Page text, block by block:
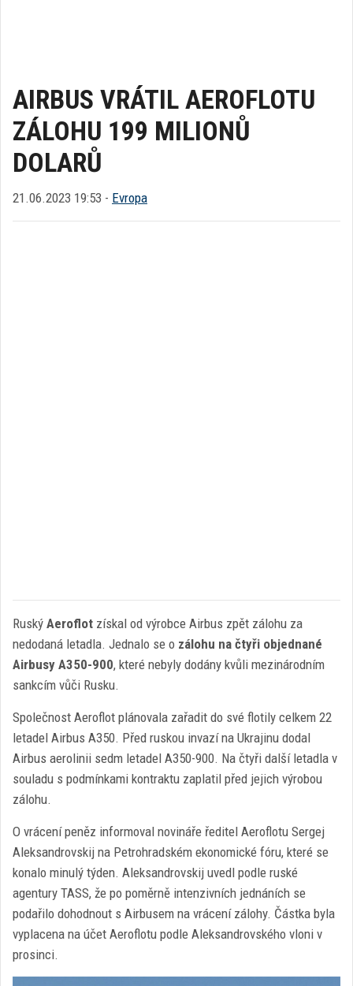
AIRBUS VRÁTIL AEROFLOTU
ZÁLOHU 199 MILIONŮ
DOLARŮ
21.06.2023 19:53 - Evropa
Ruský Aeroflot získal od výrobce Airbus zpět zálohu za
nedodaná letadla. Jednalo se o zálohu na čtyři objednané
Airbusy A350-900, které nebyly dodány kvůli mezinárodním
sankcím vůči Rusku.
Společnost Aeroflot plánovala zařadit do své flotily celkem 22
letadel Airbus A350. Před ruskou invazí na Ukrajinu dodal
Airbus aerolinii sedm letadel A350-900. Na čtyři další letadla v
souladu s podmínkami kontraktu zaplatil před jejich výrobou
zálohu.
O vrácení peněz informoval novináře ředitel Aeroflotu Sergej
Aleksandrovskij na Petrohradském ekonomické fóru, které se
konalo minulý týden. Aleksandrovskij uvedl podle ruské
agentury TASS, že po poměrně intenzivních jednáních se
podařilo dohodnout s Airbusem na vrácení zálohy. Částka byla
vyplacena na účet Aeroflotu podle Aleksandrovského vloni v
prosinci.